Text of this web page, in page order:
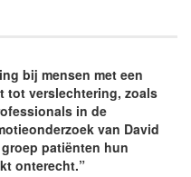
bij mensen met een
tot verslechtering, zoals
in de
van David
patiënten hun
onterecht.”